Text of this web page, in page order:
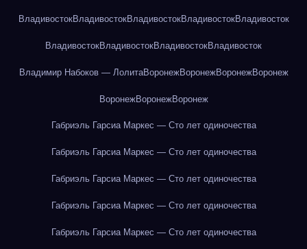
ВладивостокВладивостокВладивостокВладивостокВладивосток
ВладивостокВладивостокВладивостокВладивосток
Владимир Набоков — ЛолитаВоронежВоронежВоронежВоронеж
ВоронежВоронежВоронеж
Габриэль Гарсиа Маркес — Сто лет одиночества
Габриэль Гарсиа Маркес — Сто лет одиночества
Габриэль Гарсиа Маркес — Сто лет одиночества
Габриэль Гарсиа Маркес — Сто лет одиночества
Габриэль Гарсиа Маркес — Сто лет одиночества